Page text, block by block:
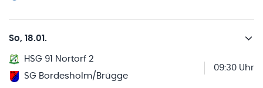
So, 18.01.
HSG 91 Nortorf 2
SG Bordesholm/Brügge
09:30 Uhr